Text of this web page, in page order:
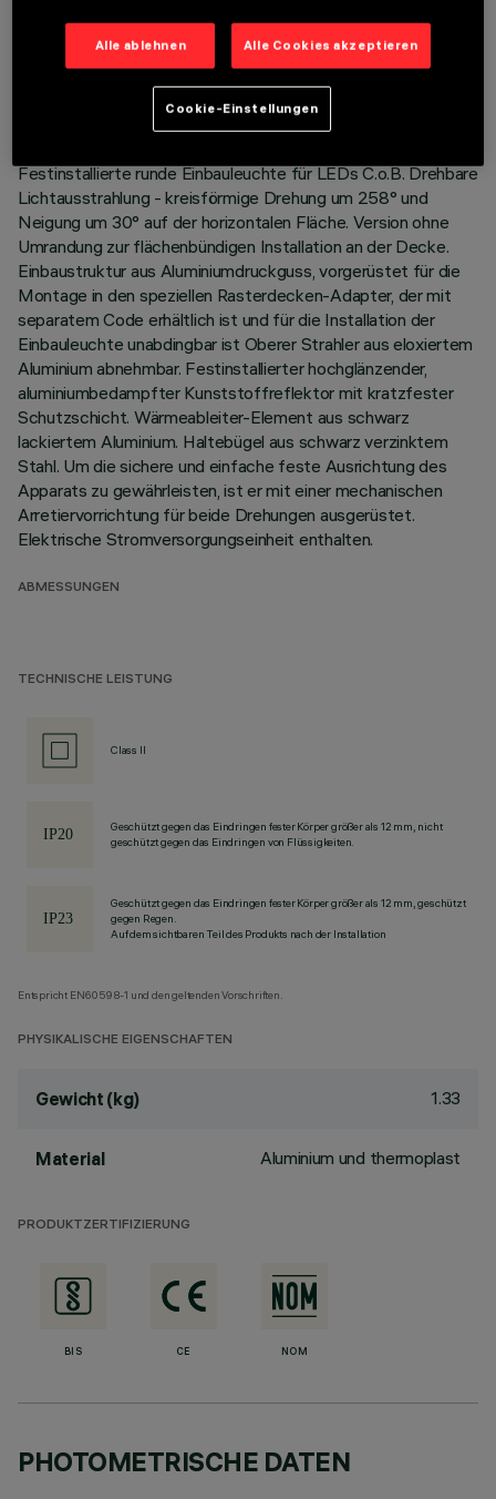
TECHNISCHE DATEN
Festinstallierte runde Einbauleuchte für LEDs C.o.B. Drehbare
Lichtausstrahlung - kreisförmige Drehung um 258° und
Neigung um 30° auf der horizontalen Fläche. Version ohne
Umrandung zur flächenbündigen Installation an der Decke.
Einbaustruktur aus Aluminiumdruckguss, vorgerüstet für die
Montage in den speziellen Rasterdecken-Adapter, der mit
separatem Code erhältlich ist und für die Installation der
Einbauleuchte unabdingbar ist Oberer Strahler aus eloxiertem
Aluminium abnehmbar. Festinstallierter hochglänzender,
aluminiumbedampfter Kunststoffreflektor mit kratzfester
Schutzschicht. Wärmeableiter-Element aus schwarz
lackiertem Aluminium. Haltebügel aus schwarz verzinktem
Stahl. Um die sichere und einfache feste Ausrichtung des
Apparats zu gewährleisten, ist er mit einer mechanischen
Arretiervorrichtung für beide Drehungen ausgerüstet.
Elektrische Stromversorgungseinheit enthalten.
ABMESSUNGEN
TECHNISCHE LEISTUNG
Class II
Geschützt gegen das Eindringen fester Körper größer als 12 mm, nicht
geschützt gegen das Eindringen von Flüssigkeiten.
Geschützt gegen das Eindringen fester Körper größer als 12 mm, geschützt
gegen Regen.
Auf dem sichtbaren Teil des Produkts nach der Installation
Entspricht EN60598-1 und den geltenden Vorschriften.
PHYSIKALISCHE EIGENSCHAFTEN
Gewicht (kg) 1.33
Material Aluminium und thermoplast
PRODUKTZERTIFIZIERUNG
BIS CE NOM
PHOTOMETRISCHE DATEN
Alle ablehnen Alle Cookies akzeptieren
Cookie-Einstellungen